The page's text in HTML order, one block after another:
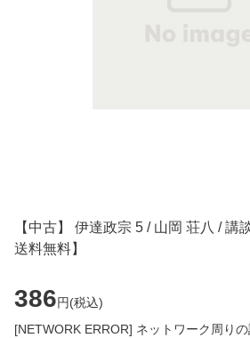
【中古】 伊達政宗 5 / 山岡 荘八 / 講
送料無料】
386円(税込)
[NETWORK ERROR] ネットワーク周り